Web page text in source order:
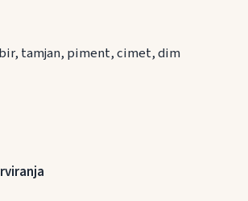
tamjan, piment, cimet, dim